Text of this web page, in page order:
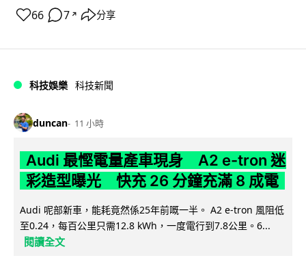
66 7 ↗ 分享
科技娛樂 科技新聞
duncan 11 小時
Audi 最慳電量產車現身 A2 e-tron 迷
彩造型曝光 快充 26 分鐘充滿 8 成電
Audi 呢部新車，能耗竟然係25年前嘅一半。 A2 e-tron 風阻低
至0.24，每百公里只需12.8 kWh，一度電行到7.8公里。6...
閱讀全文